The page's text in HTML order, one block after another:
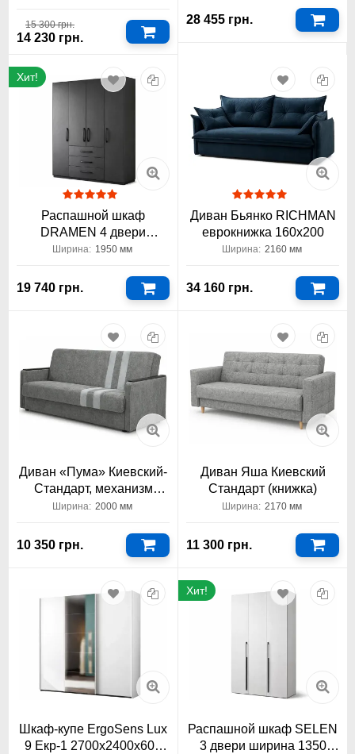
15 300 грн.
14 230 грн.
28 455 грн.
Хит!
Распашной шкаф
DRAMEN 4 двери
ширина 1950 Константа
Ширина: 1950 мм
19 740 грн.
Диван Бьянко RICHMAN
еврокнижка 160x200
Ширина: 2160 мм
34 160 грн.
Диван «Пума» Киевский-
Стандарт, механизм
книжка
Ширина: 2000 мм
10 350 грн.
Диван Яша Киевский
Стандарт (книжка)
Ширина: 2170 мм
11 300 грн.
Шкаф-купе ErgoSens Lux
9 Екр-1 2700х2400х600
Хит!
Распашной шкаф SELEN
3 двери ширина 1350